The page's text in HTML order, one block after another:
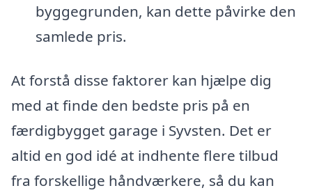
byggegrunden, kan dette påvirke den
samlede pris.
At forstå disse faktorer kan hjælpe dig
med at finde den bedste pris på en
færdigbygget garage i Syvsten. Det er
altid en god idé at indhente flere tilbud
fra forskellige håndværkere, så du kan